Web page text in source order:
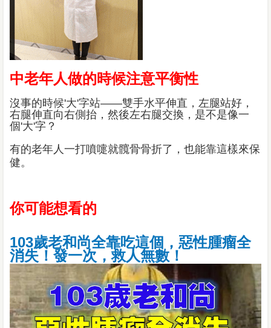
中老年人做的時候注意平衡性
沒事的時候'大'字站——雙手水平伸直，左腿站好，
右腿伸直向右側抬，然後左右腿交換，是不是像一
個'大'字？
有的老年人一打噴嚏就髖骨骨折了，也能靠這樣來保
健。
你可能想看的
103歲老和尚全靠吃這個，惡性腫瘤全
消失！發一次，救人無數！